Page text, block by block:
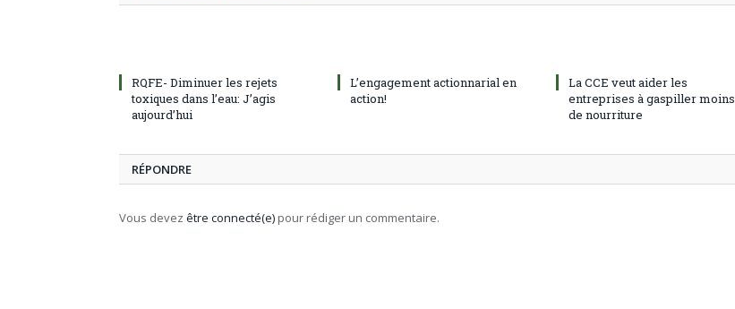
RQFE- Diminuer les rejets
toxiques dans l’eau: J’agis
aujourd’hui
L’engagement actionnarial en
action!
La CCE veut aider les
entreprises à gaspiller moins
de nourriture
RÉPONDRE
Vous devez être connecté(e) pour rédiger un commentaire.